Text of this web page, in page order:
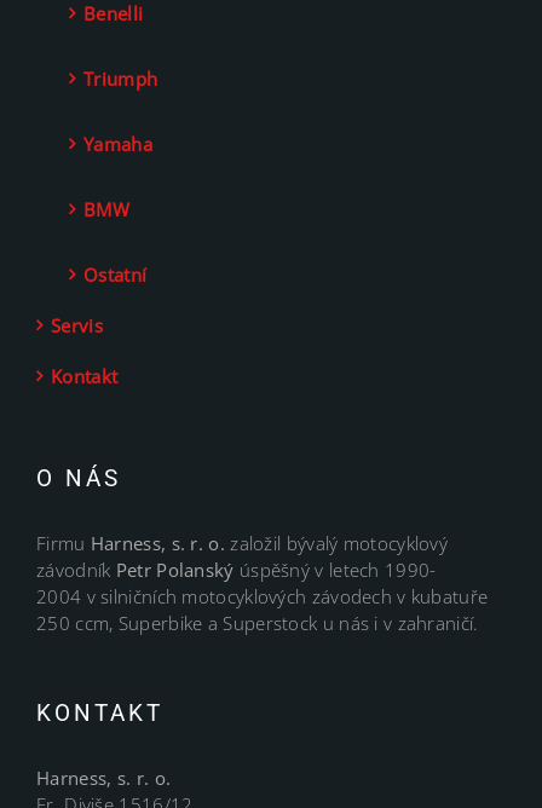
Benelli
Triumph
Yamaha
BMW
Ostatní
Servis
Kontakt
O NÁS
Firmu Harness, s. r. o.založil bývalý motocyklový
závodník Petr Polanský úspěšný v letech 1990-
2004 v silničních motocyklových závodech v kubatuře
250 ccm, Superbike a Superstock u nás i v zahraničí.
KONTAKT
Harness, s. r. o.